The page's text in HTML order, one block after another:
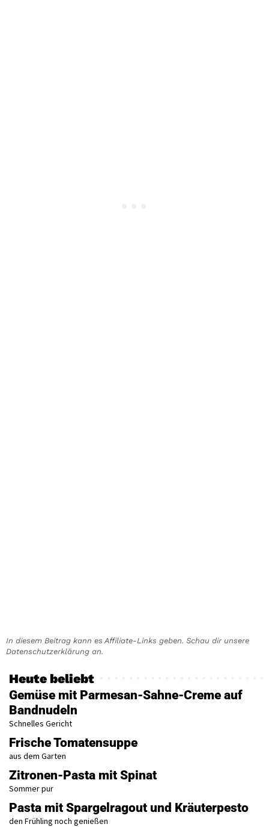
In diesem Beitrag kann es Affiliate-Links geben. Schau dir unsere
Datenschutzerklärung an.
Heute beliebt
Gemüse mit Parmesan-Sahne-Creme auf
Bandnudeln
Schnelles Gericht
Frische Tomatensuppe
aus dem Garten
Zitronen-Pasta mit Spinat
Sommer pur
Pasta mit Spargelragout und Kräuterpesto
den Frühling noch genießen